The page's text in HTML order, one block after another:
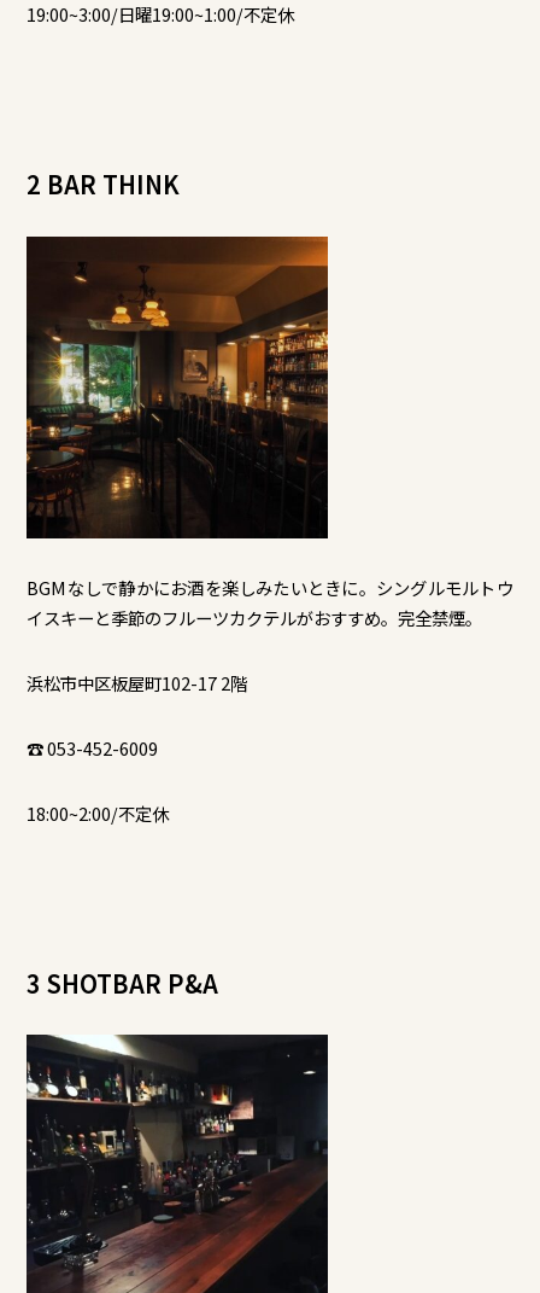
19:00~3:00/日曜19:00~1:00/不定休
2 BAR THINK
BGMなしで静かにお酒を楽しみたいときに。シングルモルトウ
イスキーと季節のフルーツカクテルがおすすめ。完全禁煙。
浜松市中区板屋町102-17 2階
☎ 053-452-6009
18:00~2:00/不定休
3 SHOTBAR P&A